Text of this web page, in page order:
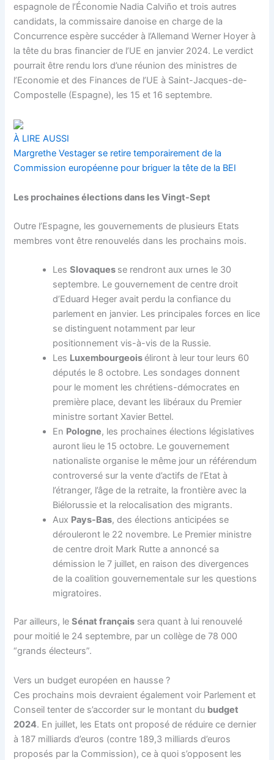
espagnole de l’Économie Nadia Calviño et trois autres
candidats, la commissaire danoise en charge de la
Concurrence espère succéder à l’Allemand Werner Hoyer à
la tête du bras financier de l’UE en janvier 2024. Le verdict
pourrait être rendu lors d’une réunion des ministres de
l’Economie et des Finances de l’UE à Saint-Jacques-de-
Compostelle (Espagne), les 15 et 16 septembre.
À LIRE AUSSI
Margrethe Vestager se retire temporairement de la
Commission européenne pour briguer la tête de la BEI
Les prochaines élections dans les Vingt-Sept
Outre l’Espagne, les gouvernements de plusieurs Etats
membres vont être renouvelés dans les prochains mois.
LesSlovaques se rendront aux urnes le 30
septembre. Le gouvernement de centre droit
d’Eduard Heger avait perdu la confiance du
parlement en janvier. Les principales forces en lice
se distinguent notamment par leur
positionnement vis-à-vis de la Russie.
Les Luxembourgeoiséliront à leur tour leurs 60
députés le 8 octobre. Les sondages donnent
pour le moment les chrétiens-démocrates en
première place, devant les libéraux du Premier
ministre sortant Xavier Bettel.
En Pologne, les prochaines élections législatives
auront lieu le 15 octobre. Le gouvernement
nationaliste organise le même jour un référendum
controversé sur la vente d’actifs de l’Etat à
l’étranger, l’âge de la retraite, la frontière avec la
Biélorussie et la relocalisation des migrants.
Aux Pays-Bas, des élections anticipées se
dérouleront le 22 novembre. Le Premier ministre
de centre droit Mark Rutte a annoncé sa
démission le 7 juillet, en raison des divergences
de la coalition gouvernementale sur les questions
migratoires.
Par ailleurs, leSénat français sera quant à lui renouvelé
pour moitié le 24 septembre, par un collège de 78 000
“grands électeurs”.
Vers un budget européen en hausse ?
Ces prochains mois devraient également voir Parlement et
Conseil tenter de s’accorder sur le montant du budget
2024. En juillet, les Etats ont proposé de réduire ce dernier
à 187 milliards d’euros (contre 189,3 milliards d’euros
proposés par la Commission), ce à quoi s’opposent les